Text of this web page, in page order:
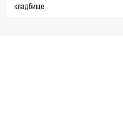
кладбище